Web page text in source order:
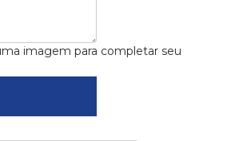
imagem para completar seu